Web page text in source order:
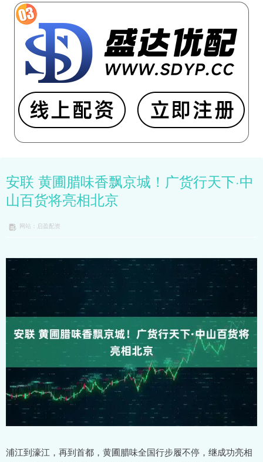
安联 黄圃腊味香飘京城！广货行天下·中
山百货将亮相北京
网站：启盈配资
浦江到濠江，再到首都，黄圃腊味全国行步履不停，继成功亮相